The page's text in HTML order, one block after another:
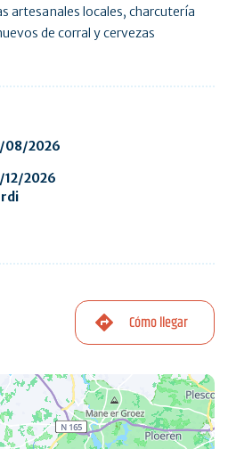
artesanales locales, charcutería
de corral y cervezas
08/2026
12/2026
Cómo llegar